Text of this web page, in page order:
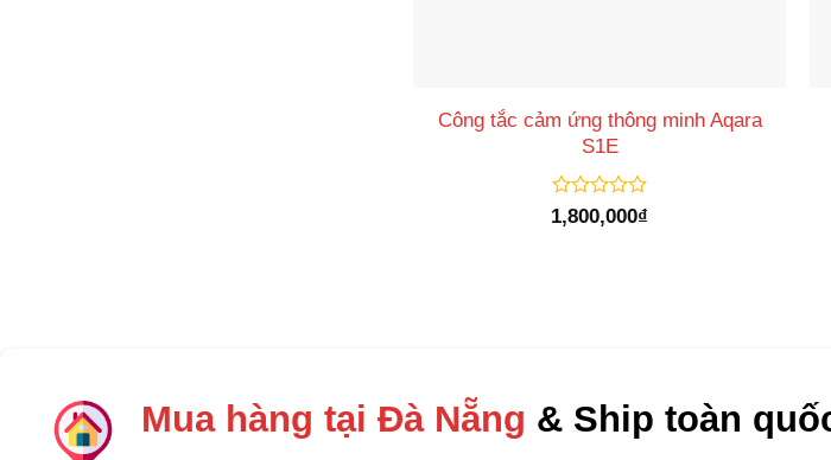
Công tắc cảm ứng thông minh Aqara
S1E
Được
xếp
1,800,000₫
Mua hàng tại Đà Nẵng & Ship toàn